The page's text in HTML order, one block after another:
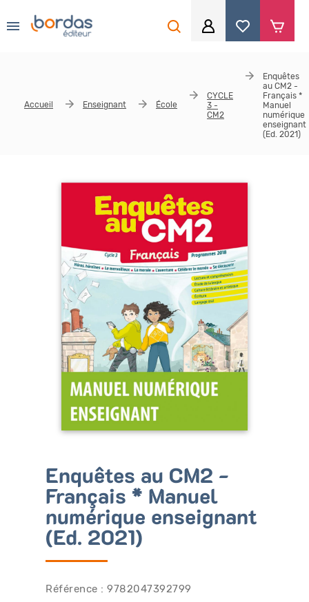
Se souvenir de moi
Mot de passe ou identifiant oublié
Bénéficiez de tarifs préférentiels
Téléchargez des ressources gratuites
Recevez des informations sur nos nouveautés
Accueil Enseignant École
CYCLE
3 -
CM2
Enquêtes
au CM2 -
Français *
Manuel
numérique
enseignant
(Ed. 2021)
Enquêtes au CM2 -
Français * Manuel
numérique enseignant
(Ed. 2021)
Référence : 9782047392799